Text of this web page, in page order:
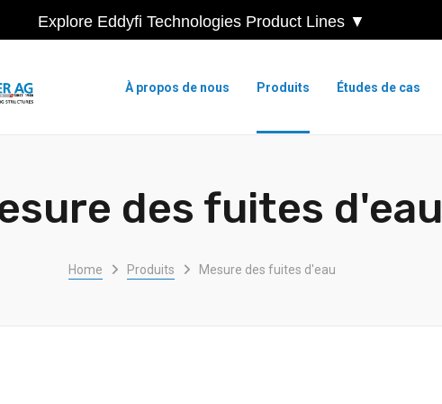
Explore Eddyfi Technologies Product Lines ▼
À propos de nous Produits Études de cas
des fuites d'eau
Home Produits Mesure des fuites d'eau